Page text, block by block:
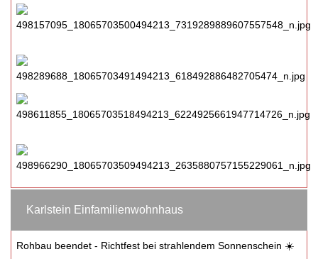
Karlstein Einfamilienwohnhaus
Rohbau beendet - Richtfest bei strahlendem Sonnenschein ☀️